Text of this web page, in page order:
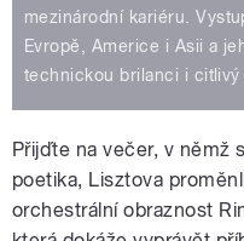
mezinárodní kariéru.
Evropě, Americe i Asii a
technickou brilanci i citlivý
Přijďte na večer, v němž
poetika, Lisztova
orchestrální obraznost